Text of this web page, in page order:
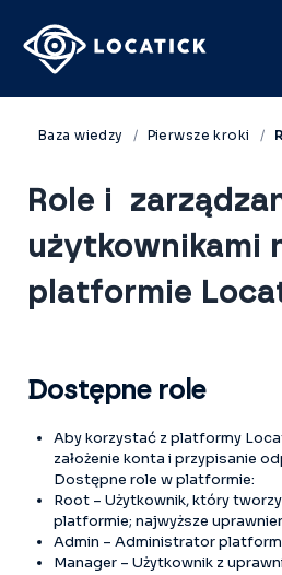
View Categories
Baza wiedzy Pierwsze kroki
Role i
użytkownikami
platformie
Dostępne role
Aby korzystać z platformy
założenie konta i przypisanie
Dostępne role w platformie:
Root – Użytkownik, który
platformie; najwyższe
Admin – Administrator
Manager – Użytkownik z